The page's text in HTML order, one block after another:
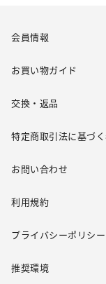
会員情報
お買い物ガイド
交換・返品
特定商取引法に基づ
お問い合わせ
利用規約
プライバシーポリシー
推奨環境